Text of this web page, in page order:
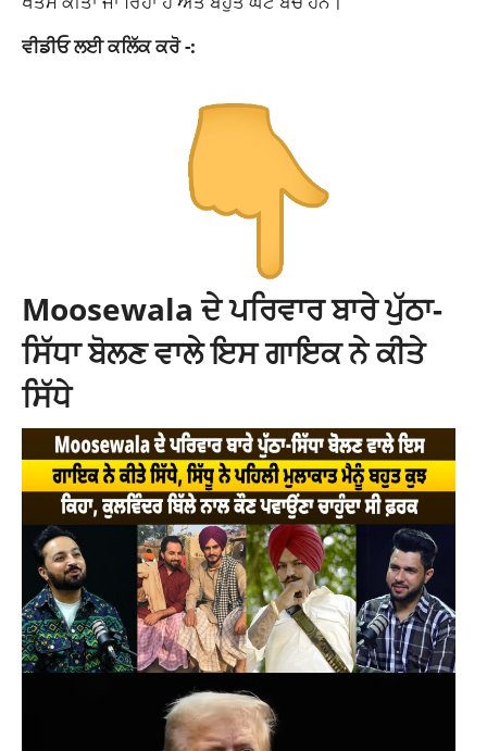
ਵੀਡੀਓ ਲਈ ਕਲਿੱਕ ਕਰੋ -:
Moosewala ਦੇ ਪਰਿਵਾਰ ਬਾਰੇ ਪੁੱਠਾ-
ਸਿੱਧਾ ਬੋਲਣ ਵਾਲੇ ਇਸ ਗਾਇਕ ਨੇ ਕੀਤੇ
ਸਿੱਧੇ